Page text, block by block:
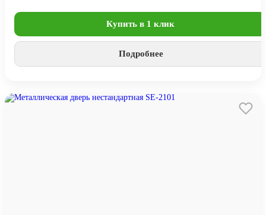
Купить в 1 клик
Подробнее